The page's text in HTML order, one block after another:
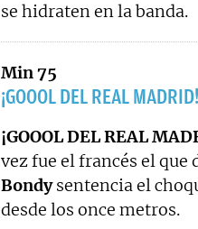
se hidraten en la banda.
Min 75
¡GOOOL DEL REAL MADRID!
¡GOOOL DEL REAL
vez fue el francés el que
Bondysentencia el
desde los once metros.